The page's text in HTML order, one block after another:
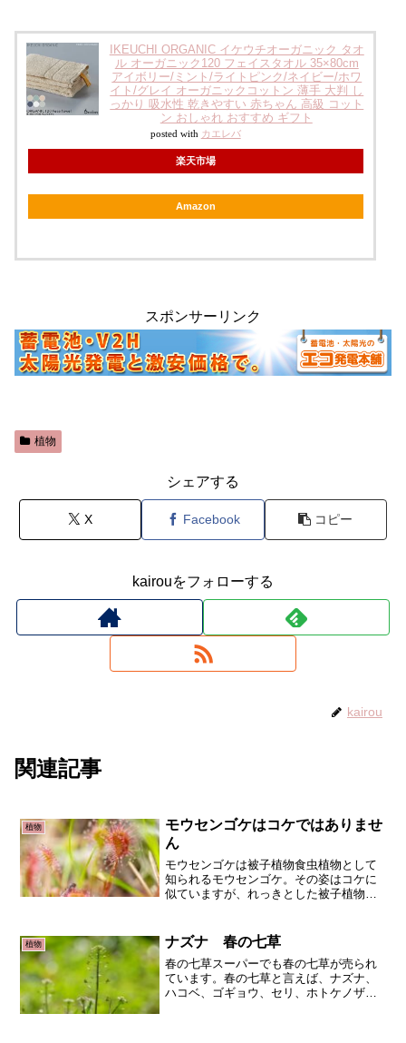
IKEUCHI ORGANIC イケウチオーガニック タオ
ル オーガニック120 フェイスタオル 35×80cm
アイボリー/ミント/ライトピンク/ネイビー/ホワ
イト/グレイ オーガニックコットン 薄手 大判 し
っかり 吸水性 乾きやすい 赤ちゃん 高級 コット
ン おしゃれ おすすめ ギフト
posted with カエレバ
楽天市場
Amazon
スポンサーリンク
植物
シェアする
X Facebook コピー
kairouをフォローする
kairou
関連記事
植物
モウセンゴケはコケではありませ
ん
モウセンゴケは被子植物食虫植物として
知られるモウセンゴケ。その姿はコケに
似ていますが、れっきとした被子植物離
ります。国内では北海道から九州までの
湿地帯に自生しています。...
植物 ナズナ 春の七草
春の七草スーパーでも春の七草が売られ
ています。春の七草と言えば、ナズナ、
ハコベ、ゴギョウ、セリ、ホトケノザ、